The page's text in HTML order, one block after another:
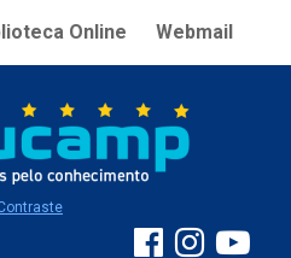
Online Webmail